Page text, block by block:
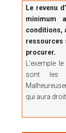
Le revenu
minimum
conditions,
ressources
procurer.
L’exemple
sont les
qui aura